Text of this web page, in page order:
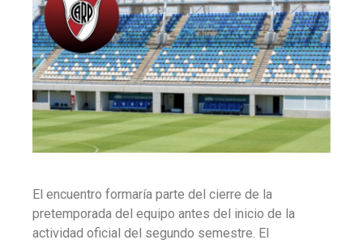
El encuentro formaría parte del cierre de la
pretemporada del equipo antes del inicio de la
actividad oficial del segundo semestre. El